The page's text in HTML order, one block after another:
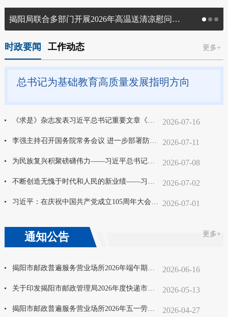
揭阳局联合多部门开展2026年高温送清凉慰问活动
时政要闻 工作动态 更多+
总书记为基础教育高质量发展指明方向
《求是》杂志发表习近平总书记重要文章《在庆祝中国共产党成立105周年大会上的讲话》 2026-07-16
李强主持召开国务院常务会议 进一步部署防汛抗洪救灾工作等 2026-07-11
为民族复兴积聚磅礴伟力——习近平总书记引领科技强国建设纪实 2026-07-08
不断创造无愧于时代和人民的新业绩——习近平总书记在庆祝中国共产党成立105周年大会上的重要讲话鼓舞全党全军全国各族人民坚定信心接续奋斗 2026-07-02
习近平：在庆祝中国共产党成立105周年大会上的讲话 2026-07-01
通知公告 更多+
揭阳市邮政普遍服务营业场所2026年端午期间营业时间调整备案名单公告 2026-06-16
关于印发揭阳市邮政管理局2026年度快递市场双随机抽查工作计划的通知 2026-05-13
揭阳市邮政普遍服务营业场所2026年五一劳动节期间营业时间调整备案名单公告 2026-04-27